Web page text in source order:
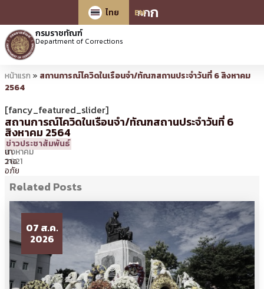
กกก
ไทย
EN
กรมราชทัณฑ์
Department of Corrections
หน้าแรก » สถานการณ์โควิดในเรือนจํา/ทัณฑสถานประจำวันที่ 6 สิงหาคม
2564
[fancy_featured_slider]
สถานการณ์โควิดในเรือนจํา/ทัณฑสถานประจำวันที่ 6
สิงหาคม 2564
6
สิงหาคม
2021
21:51 น.
โดย
สุพรรณ
นา
วาง
อภัย
ข่าวประชาสัมพันธ์
Related Posts
07 ส.ค.
2026